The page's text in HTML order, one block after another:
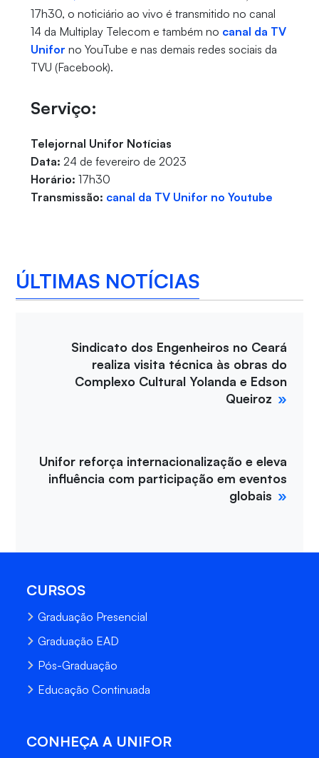
17h30, o noticiário ao vivo é transmitido no canal
14 da Multiplay Telecom e também no canal da TV
Unifor no YouTube e nas demais redes sociais da
TVU (Facebook).
Serviço:
Telejornal Unifor Notícias
Data: 24 de fevereiro de 2023
Horário: 17h30
Transmissão: canal da TV Unifor no Youtube
ÚLTIMAS NOTÍCIAS
Sindicato dos Engenheiros no Ceará
realiza visita técnica às obras do
Complexo Cultural Yolanda e Edson
Queiroz
Unifor reforça internacionalização e eleva
influência com participação em eventos
globais
CURSOS
Graduação Presencial
Graduação EAD
Pós-Graduação
Educação Continuada
CONHEÇA A UNIFOR